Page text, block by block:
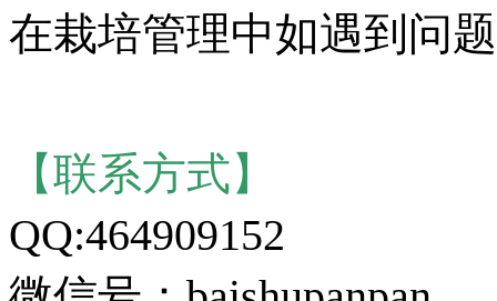
在栽培管理中如遇到问
【联系方式】
QQ:464909152